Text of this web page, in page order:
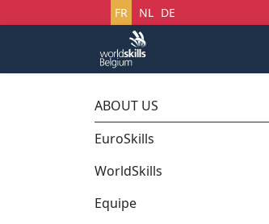
Sélectionnez votre langue
FR NL DE
ABOUT US
EuroSkills
WorldSkills
Equipe